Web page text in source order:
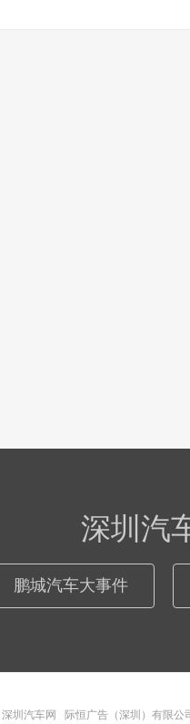
深圳汽
鹏城汽车大事件
深圳汽车网 际恒广告（深圳）有限公